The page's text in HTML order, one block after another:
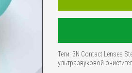
Теги: 3N Contact Lenses
ультразвуковой